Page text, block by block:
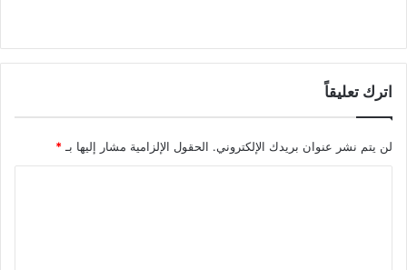
اترك تعليقاً
لن يتم نشر عنوان بريدك الإلكتروني. الحقول الإلزامية مشار إليها بـ *